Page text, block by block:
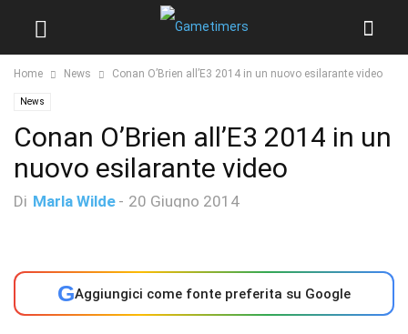
Home News Conan O’Brien all’E3 2014 in un nuovo esilarante video
News
Conan O’Brien all’E3 2014 in un
nuovo esilarante video
Di Marla Wilde - 20 Giugno 2014
GAggiungici come fonte preferita su Google